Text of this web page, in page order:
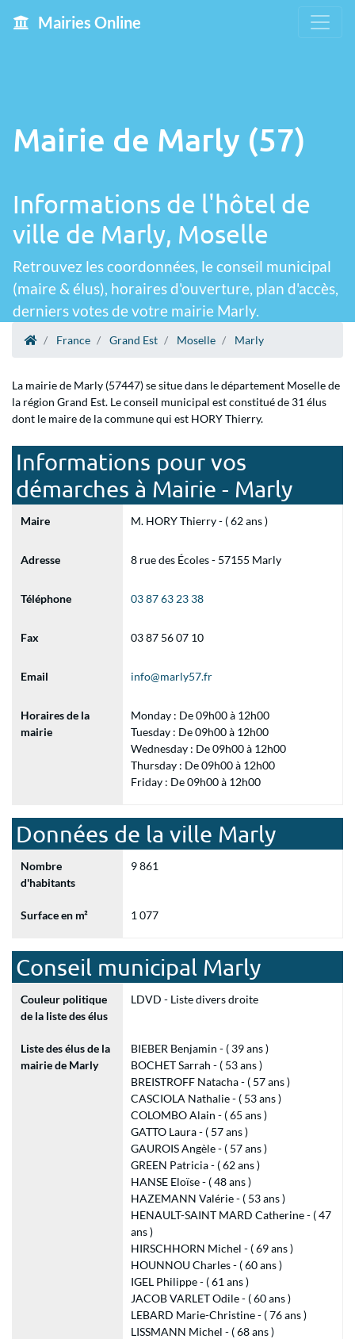
Mairies Online
Mairie de Marly (57)
Informations de l'hôtel de
ville de Marly, Moselle
Retrouvez les coordonnées, le conseil municipal
(maire & élus), horaires d'ouverture, plan d'accès,
derniers votes de votre mairie Marly.
France Grand Est Moselle Marly
La mairie de Marly (57447) se situe dans le département Moselle de
la région Grand Est. Le conseil municipal est constitué de 31 élus
dont le maire de la commune qui est HORY Thierry.
Informations pour vos
démarches à Mairie - Marly
Maire M. HORY Thierry - ( 62 ans )
Adresse 8 rue des Écoles - 57155 Marly
Téléphone 03 87 63 23 38
Fax 03 87 56 07 10
Email info@marly57.fr
Horaires de la
mairie
Monday : De 09h00 à 12h00
Tuesday : De 09h00 à 12h00
Wednesday : De 09h00 à 12h00
Thursday : De 09h00 à 12h00
Friday : De 09h00 à 12h00
Données de la ville Marly
Nombre
d'habitants
9 861
Surface en m² 1 077
Conseil municipal Marly
Couleur politique
de la liste des élus
LDVD - Liste divers droite
Liste des élus de la
mairie de Marly
BIEBER Benjamin - ( 39 ans )
BOCHET Sarrah - ( 53 ans )
BREISTROFF Natacha - ( 57 ans )
CASCIOLA Nathalie - ( 53 ans )
COLOMBO Alain - ( 65 ans )
GATTO Laura - ( 57 ans )
GAUROIS Angèle - ( 57 ans )
GREEN Patricia - ( 62 ans )
HANSE Eloïse - ( 48 ans )
HAZEMANN Valérie - ( 53 ans )
HENAULT-SAINT MARD Catherine - ( 47
ans )
HIRSCHHORN Michel - ( 69 ans )
HOUNNOU Charles - ( 60 ans )
IGEL Philippe - ( 61 ans )
JACOB VARLET Odile - ( 60 ans )
LEBARD Marie-Christine - ( 76 ans )
LISSMANN Michel - ( 68 ans )